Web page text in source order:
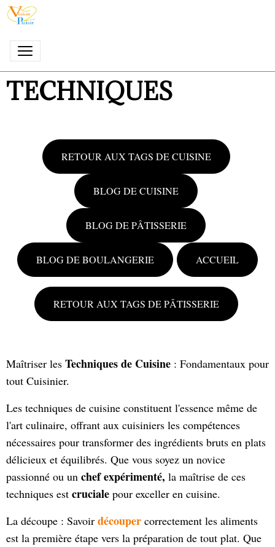
TECHNIQUES
RETOUR AUX TAGS DE CUISINE
BLOG DE CUISINE
BLOG DE PÂTISSERIE
BLOG DE BOULANGERIE ACCUEIL
RETOUR AUX TAGS DE PÂTISSERIE
Maîtriser les Techniques de Cuisine : Fondamentaux pour
tout Cuisinier.
Les techniques de cuisine constituent l'essence même de
l'art culinaire, offrant aux cuisiniers les compétences
nécessaires pour transformer des ingrédients bruts en plats
délicieux et équilibrés. Que vous soyez un novice
passionné ou un chef expérimenté, la maîtrise de ces
techniques est cruciale pour exceller en cuisine.
La découpe : Savoir découper correctement les aliments
est la première étape vers la préparation de tout plat. Que